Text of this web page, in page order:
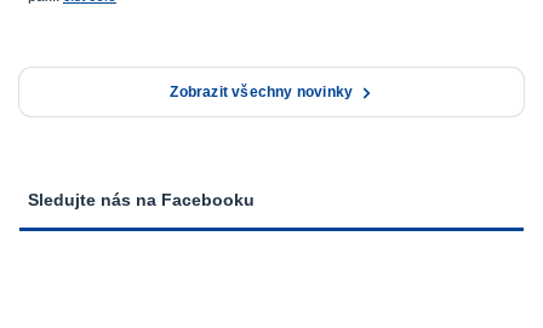
Zobrazit všechny novinky
Sledujte nás na Facebooku